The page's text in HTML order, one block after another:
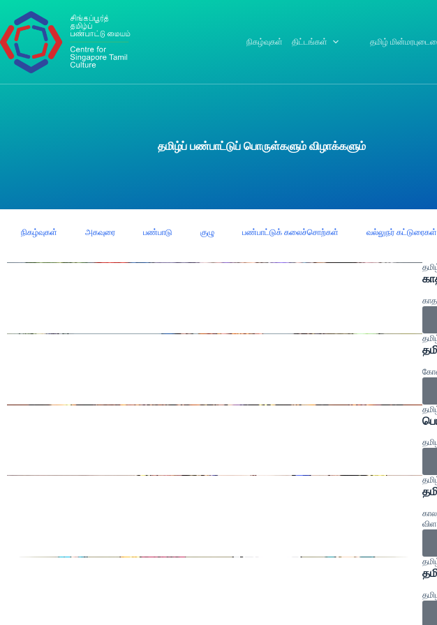
நிகழ்வுகள் திட்டங்கள் தமிழ்
தமிழ்ப் பண்பாட்டுப் பொருள்களும் விழாக்களும்
நிகழ்வுகள் அகவுரை பண்பாடு குழு பண்பாட்டுக் கலைச்சொற்கள் வல்லுநர் கட்டுரைகள்